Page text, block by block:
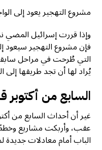
مشروع التهجير يعود إلى
وإذا قررت إسرائيل
فإن مشروع التهجير سيعود
التي طُرحت في مراحل
يُراد لها أن تجد طريقها إلى
السابع من أكتوبر
غير أن أحداث السابع من
عقب، وأربكت مشاريع
الباب أمام معادلات